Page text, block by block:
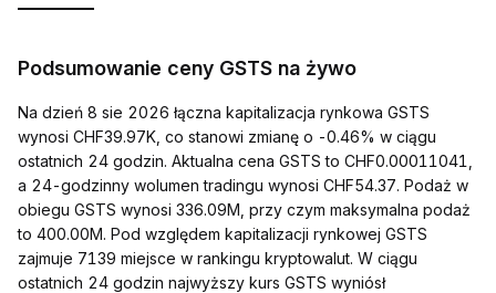
Podsumowanie ceny GSTS na żywo
Na dzień 8 sie 2026 łączna kapitalizacja rynkowa GSTS
wynosi CHF39.97K, co stanowi zmianę o -0.46% w ciągu
ostatnich 24 godzin. Aktualna cena GSTS to CHF0.00011041,
a 24-godzinny wolumen tradingu wynosi CHF54.37. Podaż w
obiegu GSTS wynosi 336.09M, przy czym maksymalna podaż
to 400.00M. Pod względem kapitalizacji rynkowej GSTS
zajmuje 7139 miejsce w rankingu kryptowalut. W ciągu
ostatnich 24 godzin najwyższy kurs GSTS wyniósł